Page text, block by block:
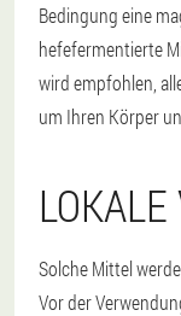
Bedingung eine
hefefermentierte
wird empfohlen,
um Ihren Körper
Solche Mittel
Vor der